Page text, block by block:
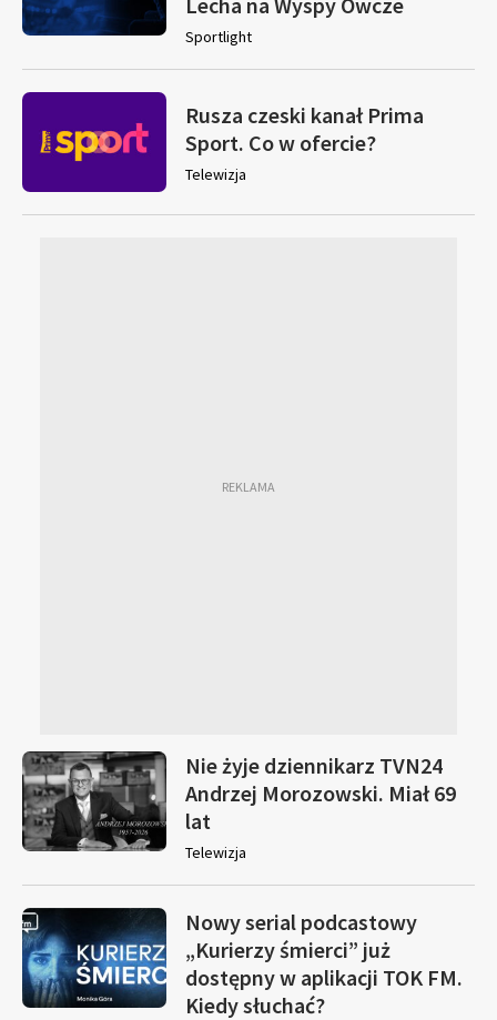
Sportlight
Rusza czeski kanał Prima
Sport. Co w ofercie?
Telewizja
Nie żyje dziennikarz TVN24
Andrzej Morozowski. Miał 69
lat
Telewizja
Nowy serial podcastowy
„Kurierzy śmierci” już
dostępny w aplikacji TOK FM.
Kiedy słuchać?